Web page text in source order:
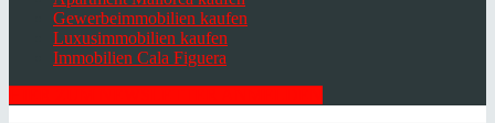
Gewerbeimmobilien kaufen
Luxusimmobilien kaufen
Immobilien Cala Figuera